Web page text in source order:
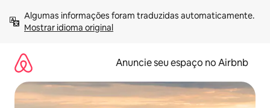
para
Mostrar idioma original
Anuncie seu espaço no Airbnb